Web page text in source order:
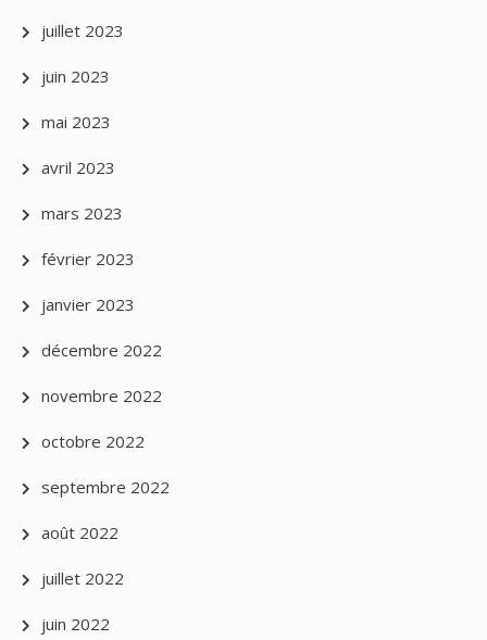
juillet 2023
juin 2023
mai 2023
avril 2023
mars 2023
février 2023
janvier 2023
décembre 2022
novembre 2022
octobre 2022
septembre 2022
août 2022
juillet 2022
juin 2022